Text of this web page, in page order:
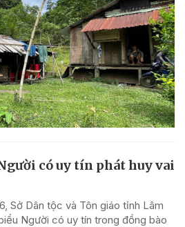
có uy tín phát huy vai
Sở Dân tộc và Tôn giáo tỉnh Lâm
Người có uy tín trong đồng bào